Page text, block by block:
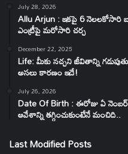
July 28, 2026
Allu Arjun : ఇకపై 6 నెలలకోసారి
ఎంట్రీపై మరోసారి చర్చ
December 22, 2025
Life: మీకు నచ్చని జీవితాన్ని
అసలు కారణం ఇదే!
July 26, 2026
Date Of Birth : ఈరోజు ఏ
ఆవేశాన్ని తగ్గించుకుంటేనే మంచిది..
Last Modified Posts